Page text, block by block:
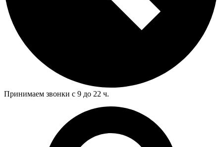
Принимаем звонки с 9 до 22 ч.